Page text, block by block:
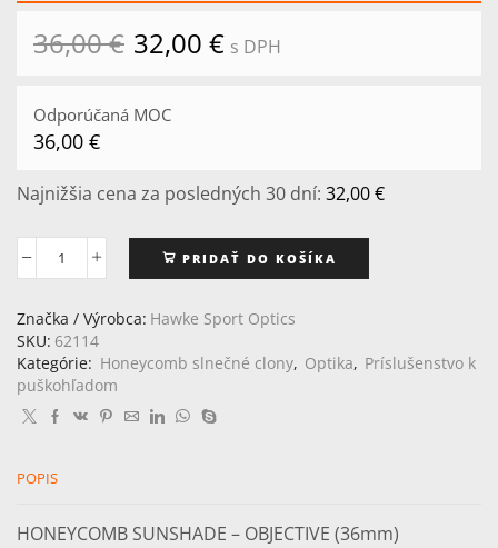
36,00€ Pôvodná
cena
36,00 €.
32,00 €Aktuálna
cena
s DPH
Odporúčaná MOC
36,00 €
Najnižšia cena za posledných 30 dní: 32,00€
množstvo
SUNSHADE
-
OBJECTIVE
36mm
PRIDAŤ DO KOŠÍKA
Značka / Výrobca: Hawke Sport Optics
SKU: 62114
Kategórie: Honeycomb slnečné clony, Optika, Príslušenstvo k
puškohľadom
POPIS
HONEYCOMB SUNSHADE – OBJECTIVE (36mm)